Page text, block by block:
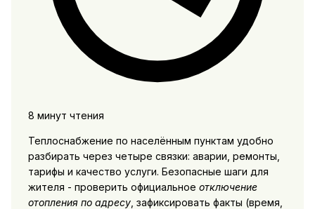
8 минут чтения
Теплоснабжение по населённым пунктам удобно
разбирать через четыре связки: аварии, ремонты,
тарифы и качество услуги. Безопасные шаги для
жителя - проверить официальное отключение
отопления по адресу, зафиксировать факты (время,